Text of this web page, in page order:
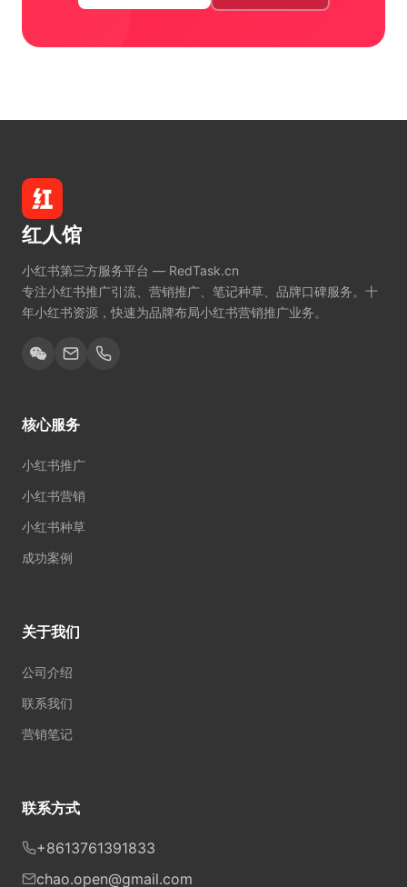
红人馆
小红书第三方服务平台 — RedTask.cn
专注小红书推广引流、营销推广、笔记种草、品牌口碑服务。十
年小红书资源，快速为品牌布局小红书营销推广业务。
核心服务
小红书推广
小红书营销
小红书种草
成功案例
关于我们
公司介绍
联系我们
营销笔记
联系方式
+8613761391833
chao.open@gmail.com